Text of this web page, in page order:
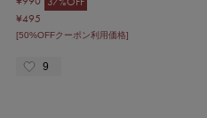
¥495
[50%OFFクーポン利用価格]
9